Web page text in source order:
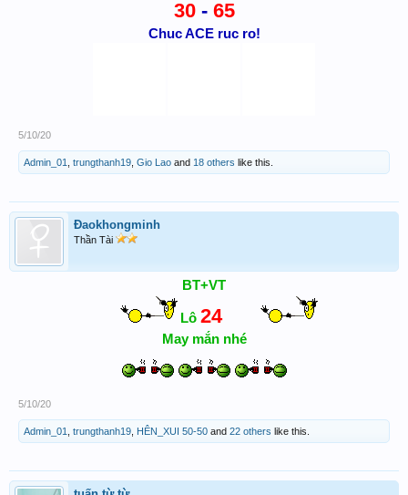
30- 65
Chuc ACE ruc ro!
5/10/20
Admin_01 trungthanh19 Gio Lao and 18 others like this.
Đaokhongminh
Thần Tài
BT+VT
Lô 24
May mắn nhé
5/10/20
Admin_01 trungthanh19 HÊN_XUI 50-50 and 22 others like this.